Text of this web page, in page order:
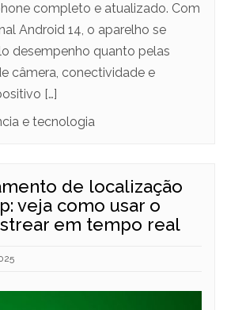
completo e atualizado. Com
Android 14, o aparelho se
desempenho quanto pelas
câmera, conectividade e
[…]
e tecnologia
de localização
veja como usar o
em tempo real